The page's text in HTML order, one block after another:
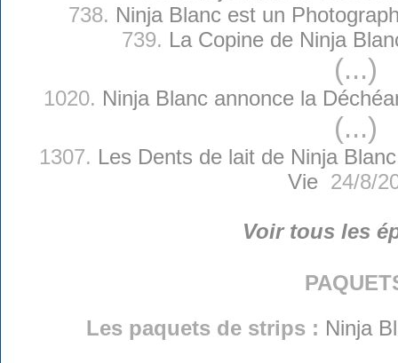
738. Ninja Blanc est un
739. La Copine de Ninja
(...)
1020. Ninja Blanc annonce la
(...)
1307. Les Dents de lait de Ninja
Vie24/8/
Voir tous les
Les paquets de strips : Ninja